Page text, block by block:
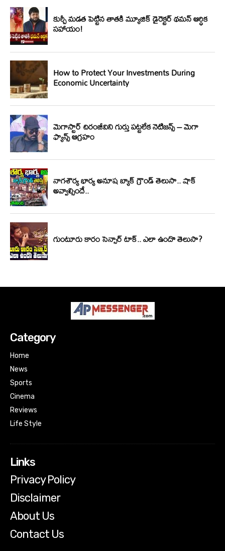
Category
Home
News
Sports
Cinema
Reviews
Life Style
Links
Privacy Policy
Disclaimer
About Us
Contact Us